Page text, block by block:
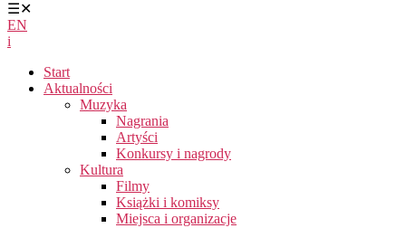
☰✕
EN
i
Start
Aktualności
Muzyka
Nagrania
Artyści
Konkursy i nagrody
Kultura
Filmy
Książki i komiksy
Miejsca i organizacje